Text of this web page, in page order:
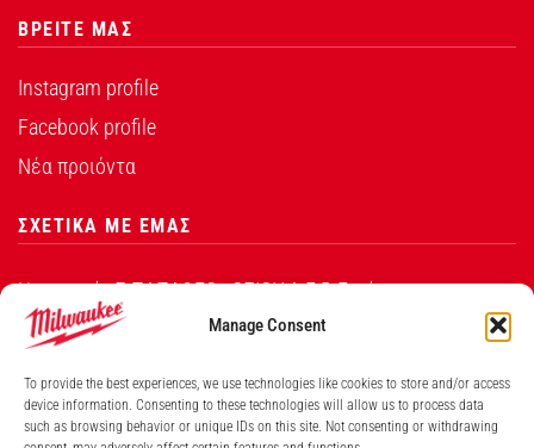
Manage Consent
To provide the best experiences, we use technologies like cookies to store and/or access
device information. Consenting to these technologies will allow us to process data
such as browsing behavior or unique IDs on this site. Not consenting or withdrawing
ΒΡΕΙΤΕ ΜΑΣ
Instagram profile
Facebook profile
Νέα προιόντα
ΣΧΕΤΙΚΑ ΜΕ ΕΜΑΣ
Η εταιρεία Σ.ΠΑΠΑΘΕΟ∆ΟΣΙΟΥ Α.Ε.Β.Ε. είναι ο
εξουσιοδοτημένος αντιπρόσωπος από την Techtronic
Industries Co. Ltd για τα προϊόντα που φέρουν το
λογότυπο Milwaukee στην Ελλάδα.